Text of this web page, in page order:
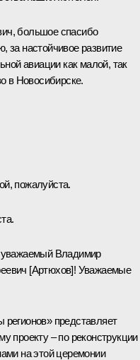
большое спасибо
за настойчивое развитие
авиации как малой, так
в Новосибирске.
пожалуйста.
Владимир
[Артюхов]! Уважаемые
представляет
проекту – по реконструкции
на этой церемонии